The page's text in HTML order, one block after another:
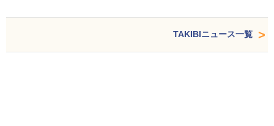
TAKIBIニュース一覧